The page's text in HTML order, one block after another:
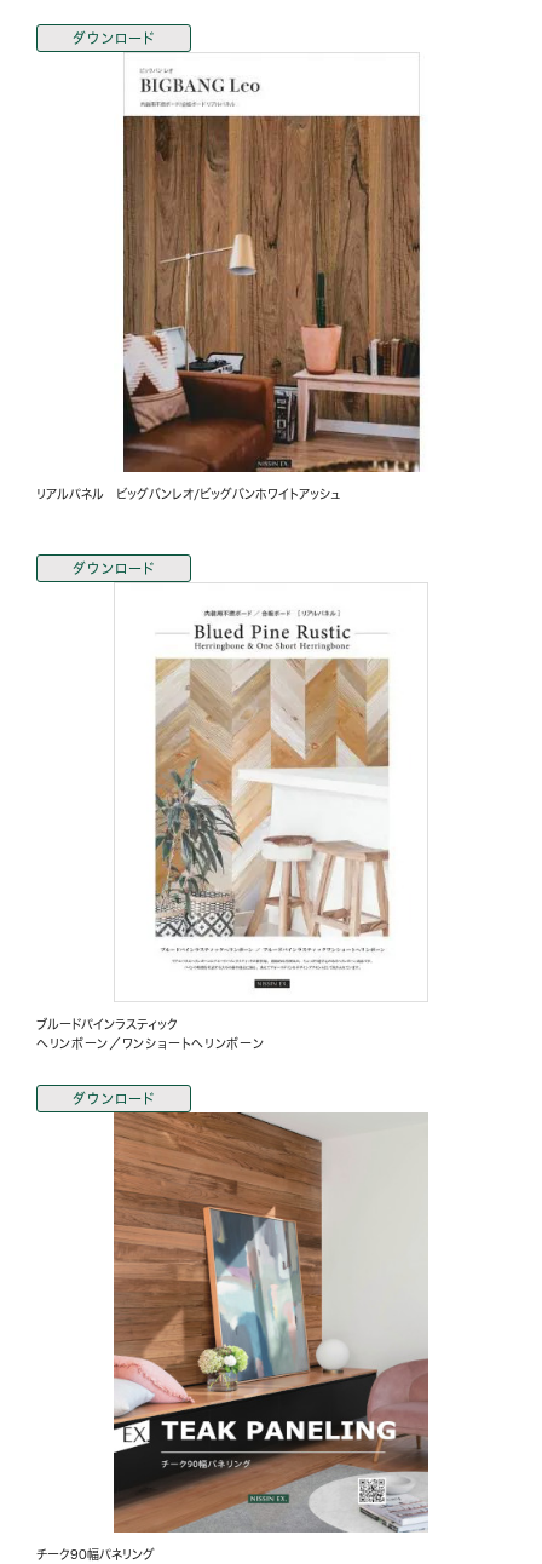
ダウンロード
リアルパネル ビッグバンレオ/ビッグバンホワイトアッシュ
ダウンロード
ブルードパインラスティック
ヘリンボーン／ワンショートヘリンボーン
ダウンロード
チーク90幅パネリング